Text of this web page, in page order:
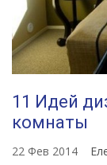
11 Идей
комнаты
22 Фев 2014